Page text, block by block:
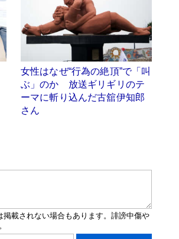
女性はなぜ“行為の絶頂”で「叫
ぶ」のか 放送ギリギリのテ
ーマに斬り込んだ古舘伊知郎
さん